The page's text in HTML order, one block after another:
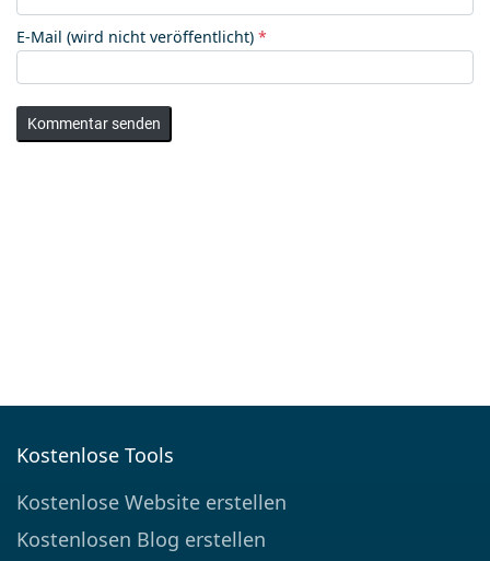
E-Mail (wird nicht veröffentlicht) *
Kommentar senden
Kostenlose Tools
Kostenlose Website erstellen
Kostenlosen Blog erstellen